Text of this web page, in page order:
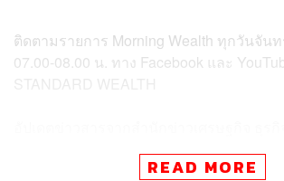
ติดตามรายการ Morning Wealth ทุกวันจันท
07.00-08.00 น. ทาง Facebook และ
โดยทีมข่าว THE STANDARD ได้ที่https://
READ MORE